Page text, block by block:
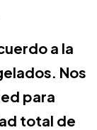
a la
Nos
para
total de